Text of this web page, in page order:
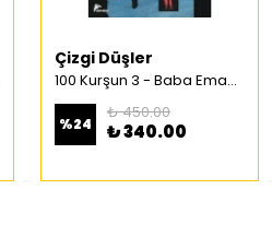
Çizgi Düşler
100 Kurşun 3 - Baba Emaneti Türkçe Çizgi Roman
%24
₺ 450.00
₺ 340.00